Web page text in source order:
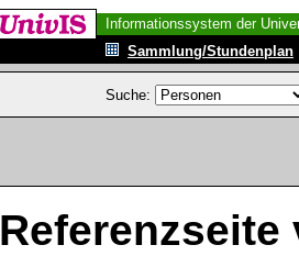
Informationssystem der
Sammlung/Stundenplan
Suche:
Referenzseite